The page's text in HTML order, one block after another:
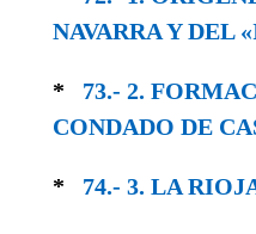
NAVARRA Y DEL
* 73.- 2.
CONDADO DE
* 74.- 3. LA